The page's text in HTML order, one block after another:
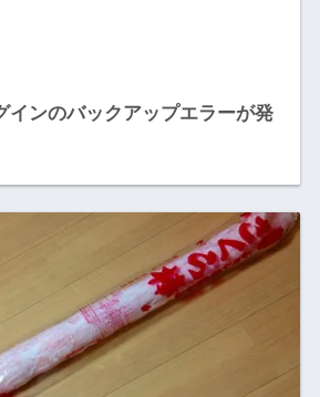
インのバックアップエラーが発